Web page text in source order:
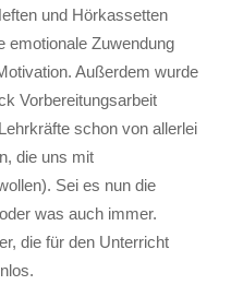
und Hörkassetten
emotionale Zuwendung
Außerdem wurde
Vorbereitungsarbeit
schon von allerlei
die uns mit
Sei es nun die
was auch immer.
die für den Unterricht